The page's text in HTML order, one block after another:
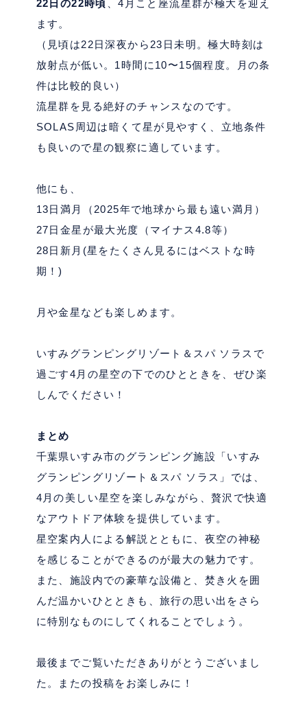
22 日の22時頃 、4 月こと座流星群が極大を迎え
ます。
（見頃は22日深夜から 23 日未明。極大時刻は
放射点が低い。 1時間に 10〜15個程度。月の条
件は比較的良い）
流星群を見る絶好のチャンスなのです。
SOLAS 周辺は暗くて星が見やすく、立地条件
も良いので星の観察に適しています。
他にも、
13日満月（ 2025年で地球から最も遠い満月）
27日金星が最大光度（マイナス 4.8等）
28日新月 (星をたくさん見るにはベストな時
期！)
月や金星なども楽しめます。
いすみグランピングリゾート＆スパ ソラスで
過ごす4 月の星空の下でのひとときを、ぜひ楽
しんでください！
まとめ
千葉県いすみ市のグランピング施設「いすみ
グランピングリゾート＆スパ ソラス」では、
4 月の美しい星空を楽しみながら、贅沢で快適
なアウトドア体験を提供しています。
星空案内人による解説とともに、夜空の神秘
を感じることができるのが最大の魅力です。
また、施設内での豪華な設備と、焚き火を囲
んだ温かいひとときも、旅行の思い出をさら
に特別なものにしてくれることでしょう。
最後までご覧いただきありがとうございまし
た。またの投稿をお楽しみに！